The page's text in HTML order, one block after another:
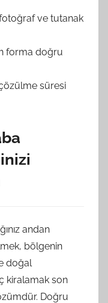
ve tutanak
forma doğru
süresi
andan
bölgenin
doğal
kiralamak son
Doğru